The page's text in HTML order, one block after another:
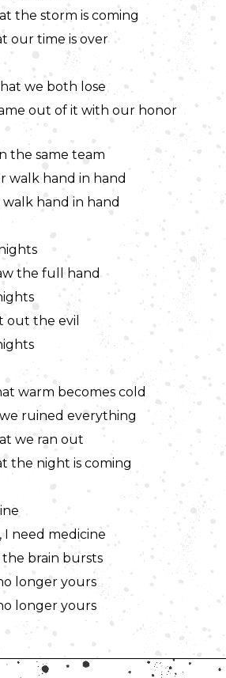
the storm is coming
our time is over
we both lose
out of it with our honor
the same team
walk hand in hand
hand in hand
the full hand
out the evil
warm becomes cold
ruined everything
we ran out
the night is coming
I need medicine
brain bursts
longer yours
longer yours